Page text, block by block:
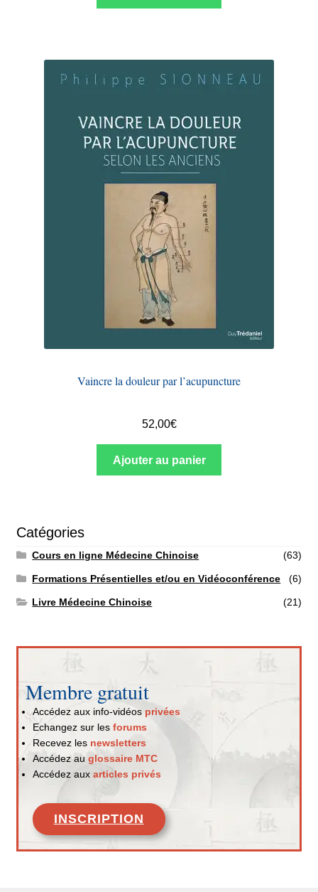
Vaincre la douleur par l’acupuncture
52,00€
Ajouter au panier
Catégories
Cours en ligne Médecine Chinoise (63)
Formations Présentielles et/ou en Vidéoconférence (6)
Livre Médecine Chinoise (21)
Membre gratuit
Accédez aux info-vidéos privées
Echangez sur les forums
Recevez les newsletters
Accédez au glossaire MTC
Accédez aux articles privés
INSCRIPTION